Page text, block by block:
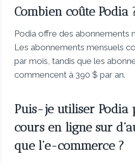
Combien coûte Podia
Podia offre des abonnements
Les abonnements mensuels
par mois, tandis que les
commencent à 390 $ par an.
Puis-je utiliser Podia
cours en ligne sur
que l’e-commerce ?